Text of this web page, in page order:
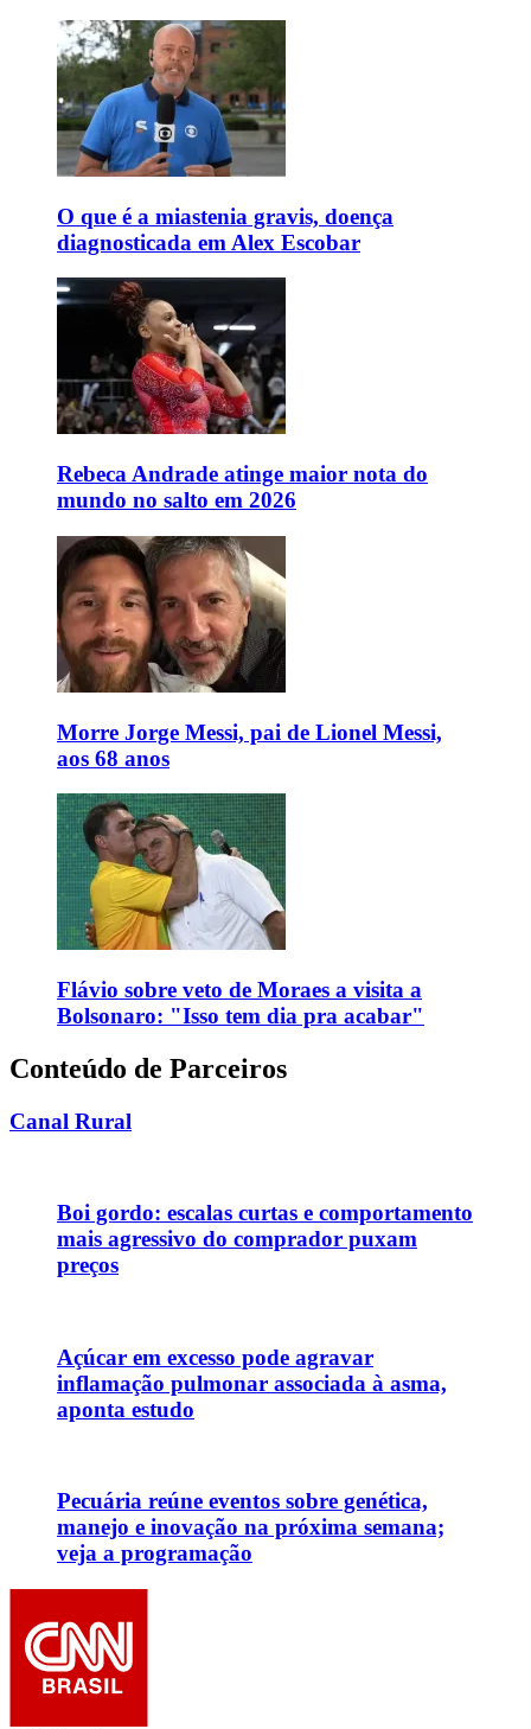
O que é a miastenia gravis, doença
diagnosticada em Alex Escobar
Rebeca Andrade atinge maior nota do
mundo no salto em 2026
Morre Jorge Messi, pai de Lionel Messi,
aos 68 anos
Flávio sobre veto de Moraes a visita a
Bolsonaro: "Isso tem dia pra acabar"
Conteúdo de Parceiros
Canal Rural
Boi gordo: escalas curtas e comportamento
mais agressivo do comprador puxam
preços
Açúcar em excesso pode agravar
inflamação pulmonar associada à asma,
aponta estudo
Pecuária reúne eventos sobre genética,
manejo e inovação na próxima semana;
veja a programação